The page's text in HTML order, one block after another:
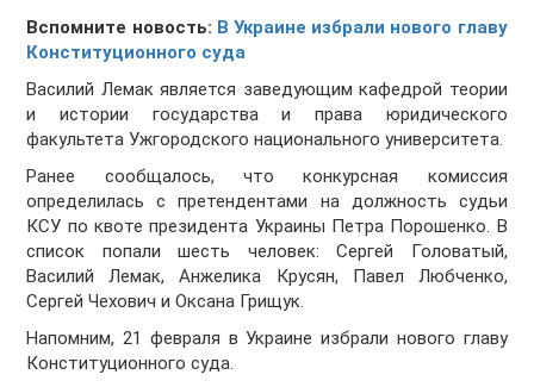
Вспомните новость: В Украине избрали нового главу
Конституционного суда
Василий Лемак является заведующим кафедрой теории
и истории государства и права юридического
факультета Ужгородского национального университета.
Ранее сообщалось, что конкурсная комиссия
определилась с претендентами на должность судьи
КСУ по квоте президента Украины Петра Порошенко. В
список попали шесть человек: Сергей Головатый,
Василий Лемак, Анжелика Крусян, Павел Любченко,
Сергей Чехович и Оксана Грищук.
Напомним, 21 февраля в Украине избрали нового главу
Конституционного суда.